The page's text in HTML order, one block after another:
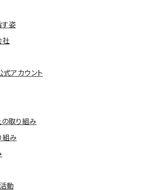
姿
社
式アカウント
取り組み
組み
動